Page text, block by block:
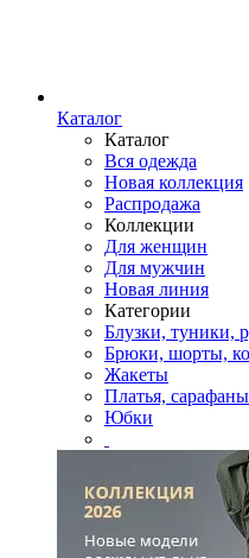
Каталог
Каталог
Вся одежда
Новая коллекция
Распродажа
Коллекции
Для женщин
Для мужчин
Новая линия
Категории
Блузки, туники,
Брюки, шорты,
Жакеты
Платья, сарафаны
Юбки